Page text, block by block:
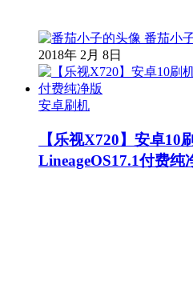
番茄小
2018年 2月 8日
安卓刷机
【乐视X720】安卓10
LineageOS17.1付费纯